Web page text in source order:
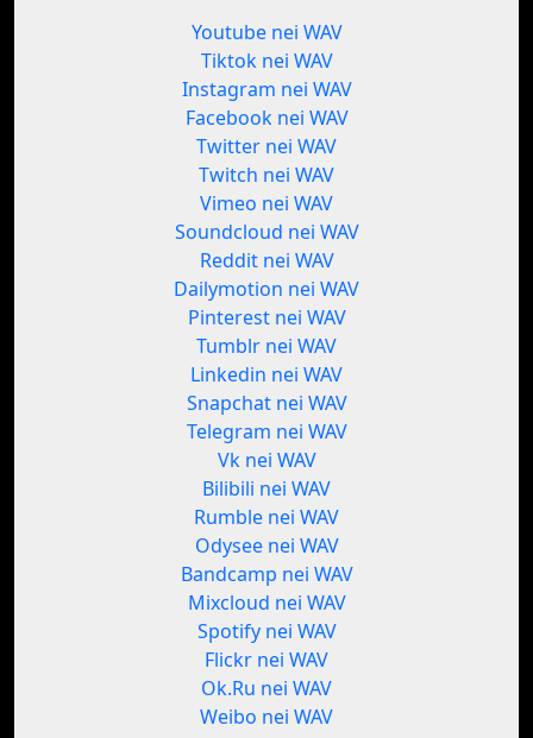
Youtube nei WAV
Tiktok nei WAV
Instagram nei WAV
Facebook nei WAV
Twitter nei WAV
Twitch nei WAV
Vimeo nei WAV
Soundcloud nei WAV
Reddit nei WAV
Dailymotion nei WAV
Pinterest nei WAV
Tumblr nei WAV
Linkedin nei WAV
Snapchat nei WAV
Telegram nei WAV
Vk nei WAV
Bilibili nei WAV
Rumble nei WAV
Odysee nei WAV
Bandcamp nei WAV
Mixcloud nei WAV
Spotify nei WAV
Flickr nei WAV
Ok.Ru nei WAV
Weibo nei WAV